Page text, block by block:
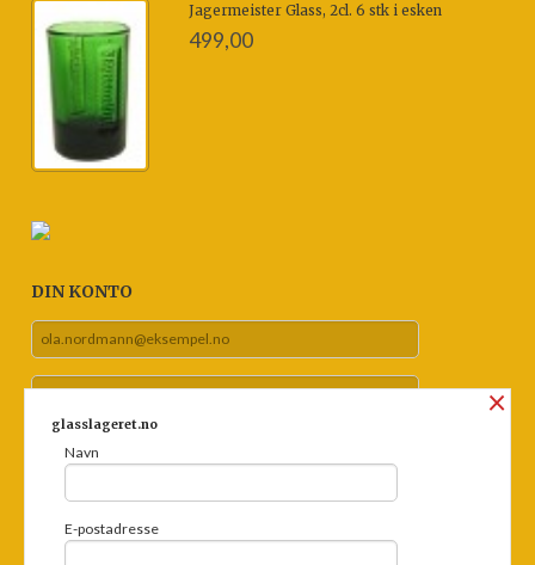
Jagermeister Glass, 2cl. 6 stk i esken
499,00
DIN KONTO
×
glasslageret.no
Navn
E-postadresse